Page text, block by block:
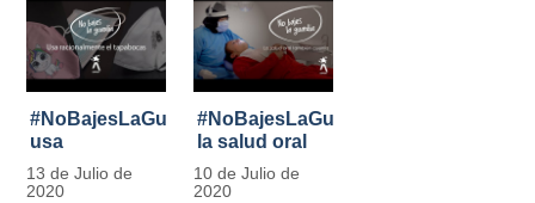
#NoBajesLaGuardia:
usa
racionalmente
el tapabocas
13 de Julio de
2020
#NoBajesLaGuardia:
la salud oral
también
cuenta
10 de Julio de
2020